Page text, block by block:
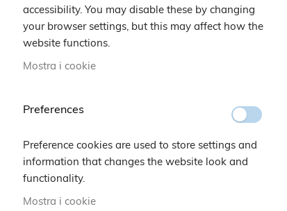
accessibility. You may disable these by changing
your browser settings, but this may affect how the
website functions.
Mostra i cookie
Preferences
Preference cookies are used to store settings and
information that changes the website look and
functionality.
Mostra i cookie